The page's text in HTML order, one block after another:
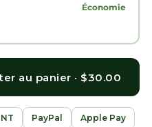
Économie
au panier · $30.00
PayPal Apple Pay